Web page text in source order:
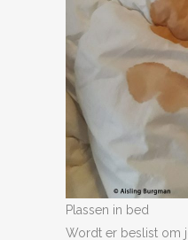
Plassen in bed
Wordt er beslist om